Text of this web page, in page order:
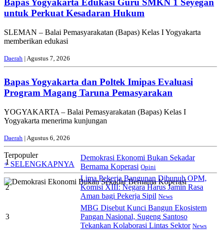
Bapas Yogyakarta Edukasi Guru SMKN 1 Seyegan
untuk Perkuat Kesadaran Hukum
SLEMAN – Balai Pemasyarakatan (Bapas) Kelas I Yogyakarta
memberikan edukasi
Daerah | Agustus 7, 2026
Bapas Yogyakarta dan Poltek Imipas Evaluasi
Program Magang Taruna Pemasyarakan
YOGYAKARTA – Balai Pemasyarakatan (Bapas) Kelas I
Yogyakarta menerima kunjungan
Daerah | Agustus 6, 2026
Terpopuler
+ SELENGKAPNYA
1
Demokrasi Ekonomi Bukan Sekadar
Bernama Koperasi Opini
2
Lima Pekerja Bangunan Dibunuh OPM,
Komisi XIII: Negara Harus Jamin Rasa
Aman bagi Pekerja Sipil News
3
MBG Disebut Kunci Bangun Ekosistem
Pangan Nasional, Sugeng Santoso
Tekankan Kolaborasi Lintas Sektor News